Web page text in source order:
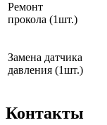
Ремонт
прокола (1шт.)
Замена датчика
давления (1шт.)
Контакты